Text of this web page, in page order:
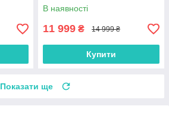
В наявності
11 999 ₴ 14 999 ₴
Купити
Показати ще